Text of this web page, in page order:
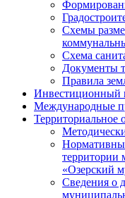
Схемы
Схема
Документы
Правила
Инвестиционный
Международные
Территориальное
территории
«Озерский
Сведения о